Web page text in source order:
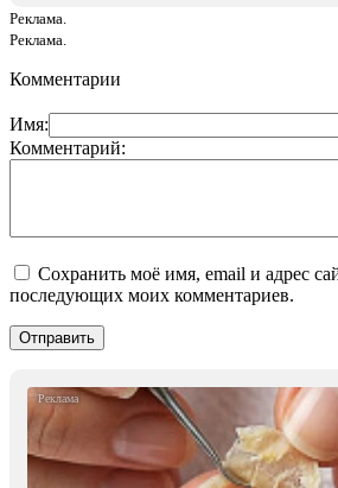
Реклама.
Реклама.
Комментарии
Имя:
Комментарий:
Сохранить моё имя, email и адрес
последующих моих комментариев.